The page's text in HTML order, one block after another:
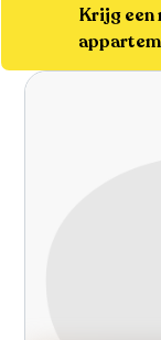
Krijg een